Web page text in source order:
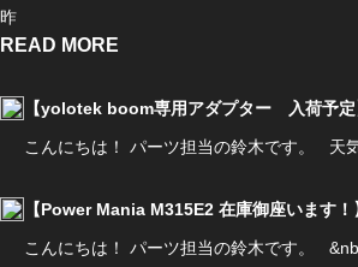
昨
READ MORE
【yolotek boom専用アダプター 入荷予定
こんにちは！ パーツ担当の鈴木です。 天
【Power Mania M315E2 在庫御座います！
こんにちは！ パーツ担当の鈴木です。 &nb